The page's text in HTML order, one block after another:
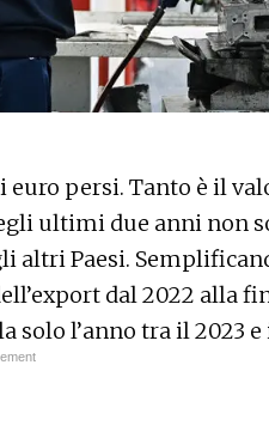
persi. Tanto è il
ultimi due anni non
altri Paesi.
dal 2022 alla
solo l’anno tra il 2023 e